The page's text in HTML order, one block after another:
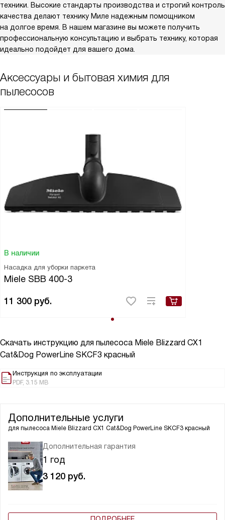
техники. Высокие стандарты производства и строгий контроль
качества делают технику Миле надежным помощником
на долгое время. В нашем магазине вы можете получить
профессиональную консультацию и выбрать технику, которая
идеально подойдет для вашего дома.
Аксессуары и бытовая химия для
пылесосов
В наличии
Насадка для уборки паркета
Miele SBB 400-3
11 300 руб.
Скачать инструкцию для пылесоса Miele Blizzard CX1
Cat&Dog PowerLine SKCF3 красный
Инструкция по эксплуатации
PDF, 3.15 MB
Дополнительные услуги
для пылесоса Miele Blizzard CX1 Cat&Dog PowerLine SKCF3 красный
Дополнительная гарантия
1 год
3 120 руб.